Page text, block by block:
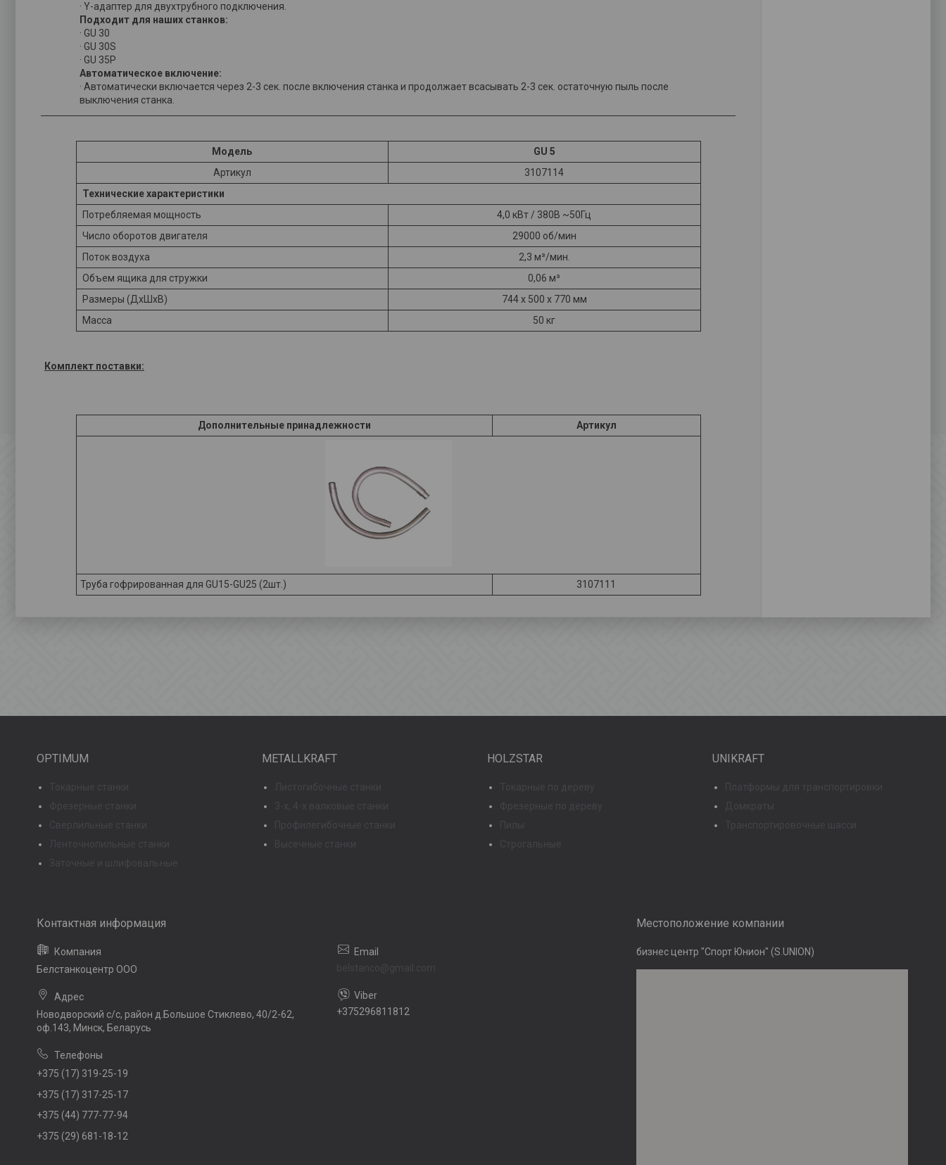
· Y-адаптер для двухтрубного подключения.
Подходит для наших станков:
· GU 30
· GU 30S
· GU 35P
Автоматическое включение:
· Автоматически включается через 2-3 сек. после включения станка и продолжает всасывать 2-3 сек. остаточную пыль после
выключения станка.
Модель
GU 5
Артикул
3107114
Технические характеристики
Потребляемая мощность
4,0 кВт / 380В ~50Гц
Число оборотов двигателя
29000 об/мин
Поток воздуха
2,3 м³/мин.
Объем ящика для стружки
0,06 м³
Размеры (ДxШxВ)
744 x 500 x 770 мм
Масса
50 кг
Комплект поставки:
Дополнительные принадлежности Артикул
Труба гофрированная для GU15-GU25 (2шт.) 3107111
OPTIMUM METALLKRAFT HOLZSTAR UNIKRAFT
Белстанкоцентр ООО
Новодворский с/с, район д.Большое Стиклево, 40/2-62,
оф.143, Минск, Беларусь
+375 (17) 319-25-19
+375 (17) 317-25-17
+375 (44) 777-77-94
+375 (29) 681-18-12
+375296811812
Местоположение компании
бизнес центр "Спорт Юнион" (S.UNION)